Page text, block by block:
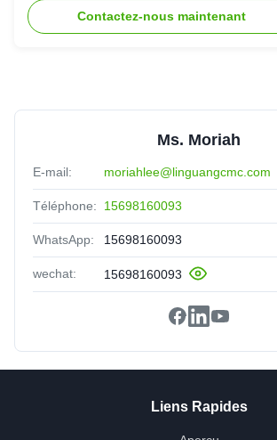
Contactez-nous maintenant
Ms. Moriah
E-mail: moriahlee@linguangcmc.com
Téléphone: 15698160093
WhatsApp: 15698160093
wechat: 15698160093
Liens Rapides